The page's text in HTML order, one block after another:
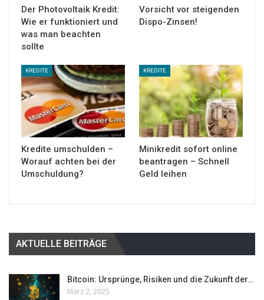
Der Photovoltaik Kredit:
Wie er funktioniert und
was man beachten
sollte
Vorsicht vor steigenden
Dispo-Zinsen!
KREDITE
Kredite umschulden –
Worauf achten bei der
Umschuldung?
KREDITE
Minikredit sofort online
beantragen – Schnell
Geld leihen
AKTUELLE BEITRÄGE
Bitcoin: Ursprünge, Risiken und die Zukunft der…
März 2, 2025